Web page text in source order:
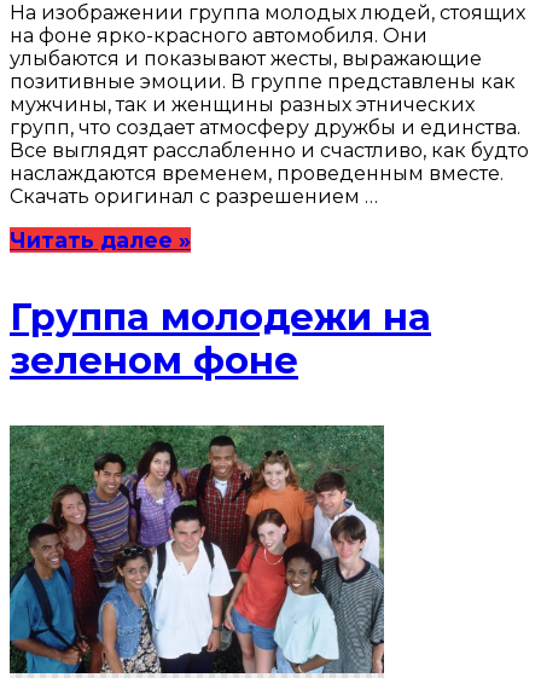
На изображении группа молодых людей, стоящих
на фоне ярко-красного автомобиля. Они
улыбаются и показывают жесты, выражающие
позитивные эмоции. В группе представлены как
мужчины, так и женщины разных этнических
групп, что создает атмосферу дружбы и единства.
Все выглядят расслабленно и счастливо, как будто
наслаждаются временем, проведенным вместе.
Скачать оригинал с разрешением …
Читать далее »
Группа молодежи на
зеленом фоне